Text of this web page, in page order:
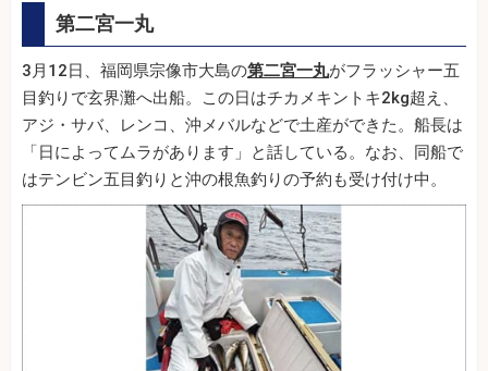
第二宮一丸
3月12日、福岡県宗像市大島の第二宮一丸がフラッシャー五
目釣りで玄界灘へ出船。この日はチカメキントキ2kg超え、
アジ・サバ、レンコ、沖メバルなどで土産ができた。船長は
「日によってムラがあります」と話している。なお、同船で
はテンビン五目釣りと沖の根魚釣りの予約も受け付け中。